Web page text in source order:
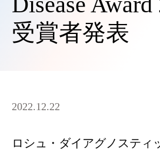
受賞者発表
2022.12.22
ロシュ・ダイアグノスティ